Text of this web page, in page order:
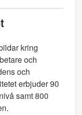
kring
och
och
erbjuder 90
samt 800